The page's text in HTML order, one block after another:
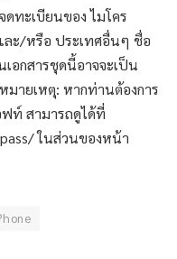
ทะเบียนของ ไมโคร
ละ/หรือ ประเทศอื่นๆ ชื่อ
อกสารชุดนี้อาจจะเป็น
มายเหตุ: หากท่านต้องการ
ท์ สามารถดูได้ที่
ในส่วนของหน้า